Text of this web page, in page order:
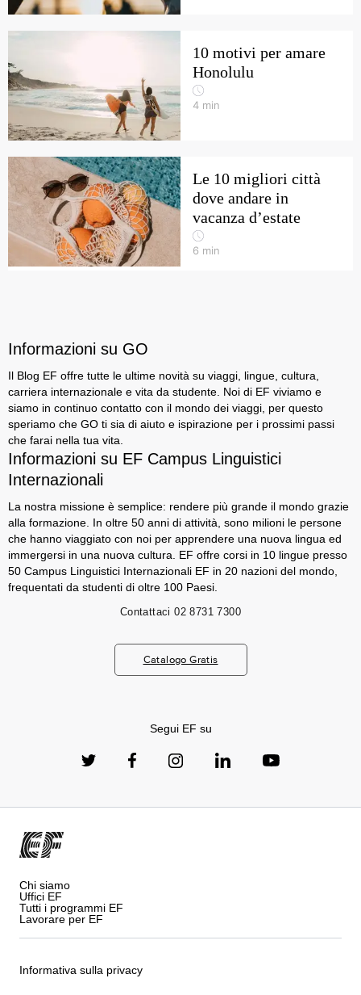
10 motivi per amare
Honolulu
4 min
Le 10 migliori città
dove andare in
vacanza d’estate
6 min
Informazioni su GO
Il Blog EF offre tutte le ultime novità su viaggi, lingue, cultura,
carriera internazionale e vita da studente. Noi di EF viviamo e
siamo in continuo contatto con il mondo dei viaggi, per questo
speriamo che GO ti sia di aiuto e ispirazione per i prossimi passi
che farai nella tua vita.
Informazioni su EF Campus Linguistici
Internazionali
La nostra missione è semplice: rendere più grande il mondo grazie
alla formazione. In oltre 50 anni di attività, sono milioni le persone
che hanno viaggiato con noi per apprendere una nuova lingua ed
immergersi in una nuova cultura. EF offre corsi in 10 lingue presso
50 Campus Linguistici Internazionali EF in 20 nazioni del mondo,
frequentati da studenti di oltre 100 Paesi.
Contattaci 02 8731 7300
Catalogo Gratis
Segui EF su
Chi siamo
Uffici EF
Tutti i programmi EF
Lavorare per EF
Informativa sulla privacy